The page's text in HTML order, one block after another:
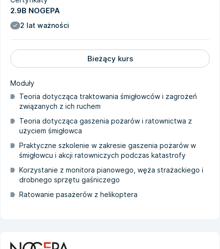
2.9B NOGEPA
2 lat ważności
Bieżący kurs
Moduły
Teoria dotycząca traktowania śmigłowców i zagrożeń
związanych z ich ruchem
Teoria dotycząca gaszenia pożarów i ratownictwa z
użyciem śmigłowca
Praktyczne szkolenie w zakresie gaszenia pożarów w
śmigłowcu i akcji ratowniczych podczas katastrofy
Korzystanie z monitora pianowego, węża strażackiego i
drobnego sprzętu gaśniczego
Ratowanie pasażerów z helikoptera